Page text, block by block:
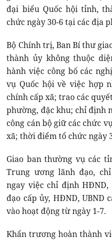
đại biểu Quốc hội tỉnh,
chức ngày 30-6 tại các địa
Bộ Chính trị, Ban Bí thư
thành ủy không thuộc
hành việc công bố các
vụ Quốc hội về việc hợp
chính cấp xã; trao các
phường, đặc khu; chỉ định
công cán bộ giữ các chức
xã; thời điểm tổ chức ngày
Giao ban thường vụ các
Trung ương lãnh đạo,
ngay việc chỉ định HĐND,
đạo cấp ủy, HĐND, UBND
vào hoạt động từ ngày 1-7.
Khẩn trương hoàn thành